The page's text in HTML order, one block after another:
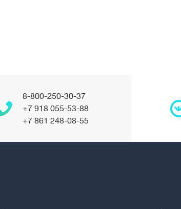
8-800-250-30-37
+7 918 055-53-88
+7 861 248-08-55